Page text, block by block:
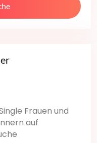
Frauen und
auf